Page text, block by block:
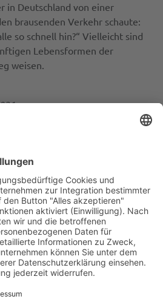
in Deutschland von einer
brausenden Verkehr schaute:
so schnell hin?“ Vielleicht sind
Lebensformen der
weisen.
Annäherung
Ist Nachhaltigkeit ein christliches
Nachhaltigkeit so schwer
was wir dagegen tun können.
Die neue Debatte um die
Ein Beitrag aus Sicht der
der Himmel ist die Grenze?